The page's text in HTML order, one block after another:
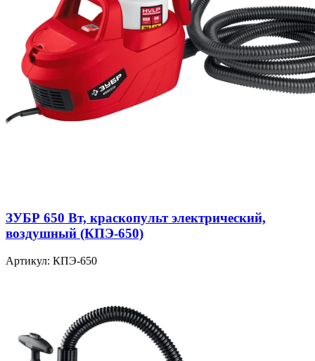
ЗУБР 650 Вт, краскопульт электрический,
воздушный (КПЭ-650)
Артикул: КПЭ-650